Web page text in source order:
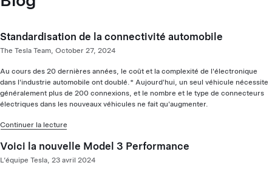
Standardisation de la connectivité automobile
The Tesla Team, October 27, 2024
Au cours des 20 dernières années, le coût et la complexité de l'électronique
dans l'industrie automobile ont doublé.* Aujourd'hui, un seul véhicule nécessite
généralement plus de 200 connexions, et le nombre et le type de connecteurs
électriques dans les nouveaux véhicules ne fait qu'augmenter.
Continuer la lecture
Voici la nouvelle Model 3 Performance
L’équipe Tesla, 23 avril 2024